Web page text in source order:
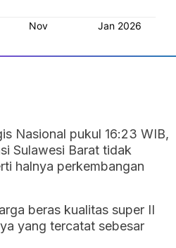
Nasional pukul 16:23 WIB,
Sulawesi Barat tidak
halnya perkembangan
beras kualitas super II
yang tercatat sebesar